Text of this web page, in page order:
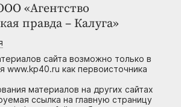
«Агентство
правда – Калуга»
сайта возможно только в
www.kp40.ru как первоисточника
материалов на других сайтах
ссылка на главную страницу